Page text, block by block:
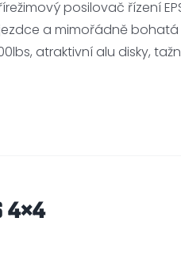
posilovač řízení
a mimořádně
atraktivní alu disky,
4×4